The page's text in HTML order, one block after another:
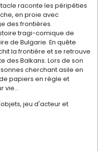
raconte les péripéties
en proie avec
des frontières.
tragi-comique de
de Bulgarie. En quête
la frontière et se retrouve
des Balkans. Lors de son
cherchant asile en
papiers en règle et
vie...
jeu d'acteur et